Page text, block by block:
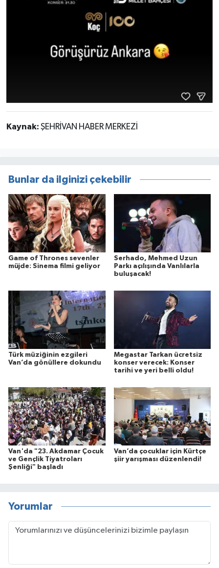
Kaynak: ŞEHRİVAN HABER MERKEZİ
Bunlar da ilginizi çekebilir
Game of Thrones sevenler
müjde: Sinema filmi geliyor
Serhado, Mehmed Uzun
Parkı açılışında Vanlılarla
buluşacak!
Türk müziğinin ezgileri
Van’da gönüllere dokundu
Megastar Tarkan ücretsiz
konser verecek: Konser
tarihi ve yeri belli oldu!
Van'da "23. Akdamar Çocuk
ve Gençlik Tiyatroları
Şenliği" başladı
Van’da çocuklar için Kürtçe
şiir yarışması düzenlendi!
Yorumlar